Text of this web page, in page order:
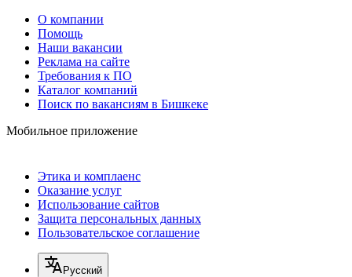
О компании
Помощь
Наши вакансии
Реклама на сайте
Требования к ПО
Каталог компаний
Поиск по вакансиям в Бишкеке
Мобильное приложение
Этика и комплаенс
Оказание услуг
Использование сайтов
Защита персональных данных
Пользовательское соглашение
Русский